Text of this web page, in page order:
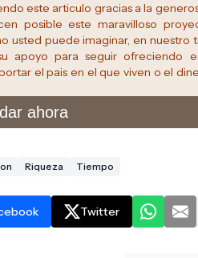
este articulo gracias a la
posible este maravilloso
usted puede imaginar, en nuestro
apoyo para seguir ofreciendo
el pais en el que viven o el
ahora
Riqueza Tiempo
Twitter